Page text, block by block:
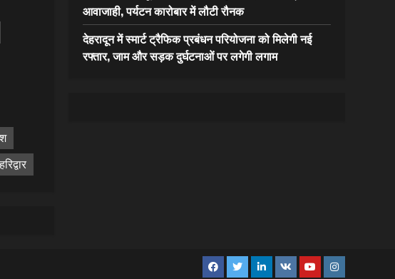
हरिद्वार
आवाजाही, पर्यटन कारोबार में लौटी रौनक
देहरादून में स्मार्ट ट्रैफिक प्रबंधन परियोजना को मिलेगी नई
रफ्तार, जाम और सड़क दुर्घटनाओं पर लगेगी लगाम
Facebook
TwitterLinkedin
VK YoutubeInstagram